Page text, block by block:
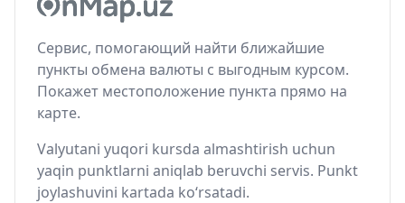
Сервис, помогающий найти ближайшие
пункты обмена валюты с выгодным курсом.
Покажет местоположение пункта прямо на
карте.
Valyutani yuqori kursda almashtirish uchun
yaqin punktlarni aniqlab beruvchi servis. Punkt
joylashuvini kartada ko‘rsatadi.